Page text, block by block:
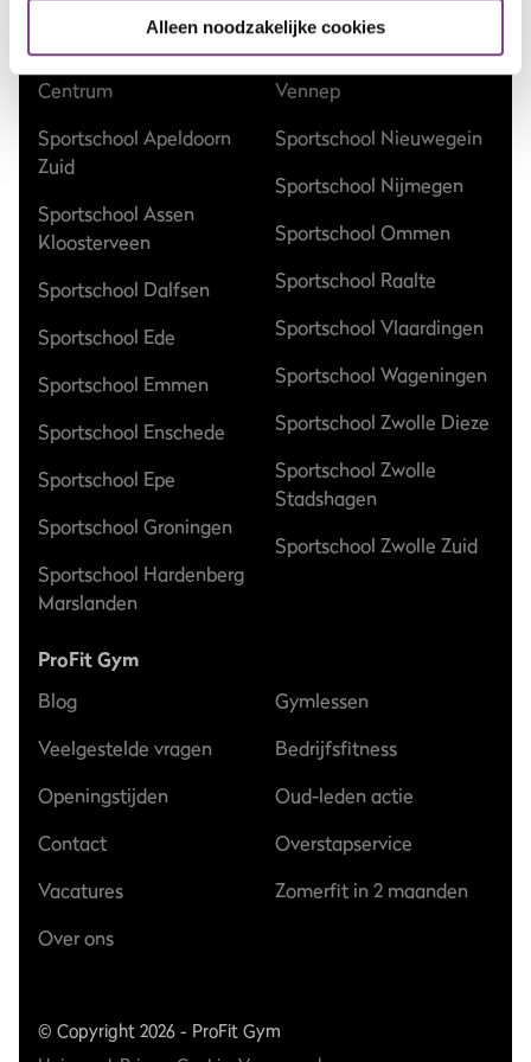
Alleen noodzakelijke cookies
Sportschool Amsterdam
Sportschool Apeldoorn
Centrum
Sportschool Apeldoorn
Zuid
Sportschool Assen
Kloosterveen
Sportschool Dalfsen
Sportschool Ede
Sportschool Emmen
Sportschool Enschede
Sportschool Epe
Sportschool Groningen
Sportschool Hardenberg
Marslanden
Sportschool Hilversum
Sportschool Nieuw-
Vennep
Sportschool Nieuwegein
Sportschool Nijmegen
Sportschool Ommen
Sportschool Raalte
Sportschool Vlaardingen
Sportschool Wageningen
Sportschool Zwolle Dieze
Sportschool Zwolle
Stadshagen
Sportschool Zwolle Zuid
ProFit Gym
Blog
Veelgestelde vragen
Openingstijden
Contact
Vacatures
Over ons
Gymlessen
Bedrijfsfitness
Oud-leden actie
Overstapservice
Zomerfit in 2 maanden
© Copyright 2026 - ProFit Gym